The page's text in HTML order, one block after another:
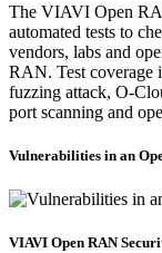
The VIAVI Open
automated tests to
vendors, labs and
RAN. Test coverage
fuzzing attack, O-
port scanning and
Vulnerabilities in an
VIAVI Open RAN